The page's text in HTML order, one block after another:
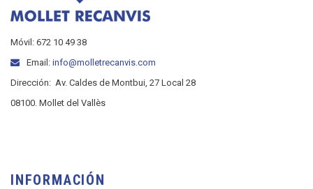
Móvil: 672 10 49 38
Email: info@molletrecanvis.com
Dirección: Av. Caldes de Montbui, 27 Local 28
08100. Mollet del Vallès
INFORMACIÓN